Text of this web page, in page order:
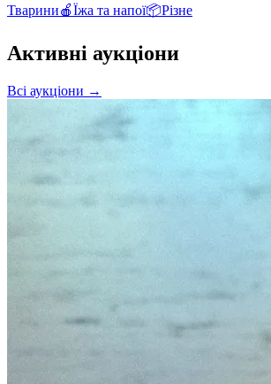
Тварини🍎Їжа та напої📦Різне
Активні аукціони
Всі аукціони →